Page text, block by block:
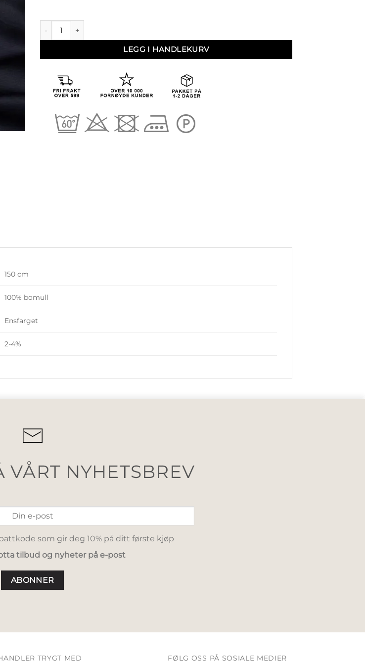
Ingrid 88 (Sateng 88) antall
LEGG I HANDLEKURV
150 cm
100% bomull
Ensfarget
2-4%
VÅRT NYHETSBREV
som gir deg 10% på ditt første kjøp
tilbud og nyheter på e-post
TRYGT MED FØLG OSS PÅ SOSIALE MEDIER